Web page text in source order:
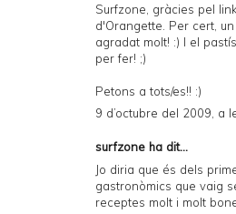
Surfzone, gràcies pel
d'Orangette. Per cert,
agradat molt! :) I el
per fer! ;)
Petons a tots/es!! :)
9 d’octubre del 2009, a
surfzone ha dit...
Jo diria que és dels
gastronòmics que vaig
receptes molt i molt